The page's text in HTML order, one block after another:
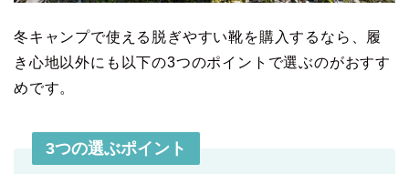
冬キャンプで使える脱ぎやすい靴を購入するなら、履
き心地以外にも以下の3つのポイントで選ぶのがおすす
めです。
3つの選ぶポイント